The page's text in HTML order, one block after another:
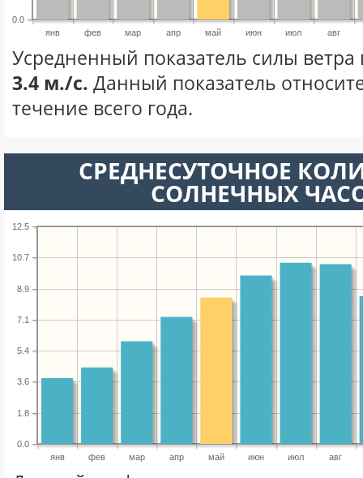
янв фев мар апр май июн июл авг
0.0
Усредненный показатель силы ветра
3.4 м./с. Данный показатель
течение всего года.
СРЕДНЕСУТОЧНОЕ
СОЛНЕЧНЫХ
янв фев мар апр май июн июл авг
0.0
1.8
3.6
5.4
7.1
8.9
10.7
12.5